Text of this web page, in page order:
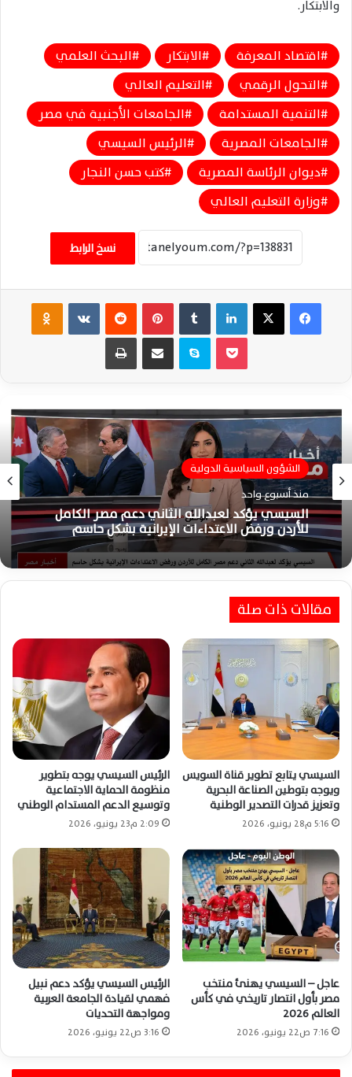
والابتكار.
اقتصاد المعرفة الابتكار
البحث العلمي
التحول الرقمي
التعليم العالي
التنمية المستدامة
الجامعات الأجنبية في مصر
الجامعات المصرية
الرئيس السيسي
ديوان الرئاسة المصرية
كتب حسن النجار
وزارة التعليم العالي
نسخ الرابط
فيسبوك ‫X لينكدإن بينتيريست ‏VKontakte
سكايب مشاركة عبر البريد طباعة
الشؤون السياسية الدولية
منذ أسبوع واحد
السيسي يؤكد لعبدالله الثاني دعم مصر الكامل
للأردن ورفض الاعتداءات الإيرانية بشكل حاسم
مقالات ذات صلة
السيسي يتابع تطوير قناة السويس
ويوجه بتوطين الصناعة البحرية
وتعزيز قدرات التصدير الوطنية
5:16 م28 يونيو، 2026
الرئيس السيسي يوجه بتطوير
منظومة الحماية الاجتماعية
وتوسيع الدعم المستدام الوطني
2:09 م23 يونيو، 2026
عاجل – السيسي يهنئ منتخب
مصر بأول انتصار تاريخي في كأس
العالم 2026
7:16 ص22 يونيو، 2026
الرئيس السيسي يؤكد دعم نبيل
فهمي لقيادة الجامعة العربية
ومواجهة التحديات
3:16 ص22 يونيو، 2026